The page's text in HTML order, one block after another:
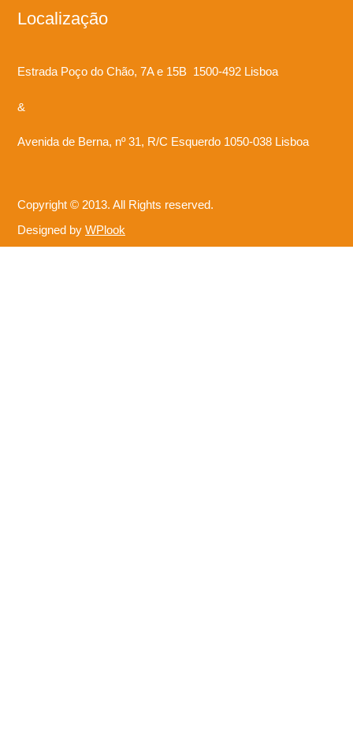
Localização
Estrada Poço do Chão, 7A e 15B 1500-492 Lisboa
&
Avenida de Berna, nº 31, R/C Esquerdo 1050-038 Lisboa
Copyright © 2013. All Rights reserved.
Designed byWPlook